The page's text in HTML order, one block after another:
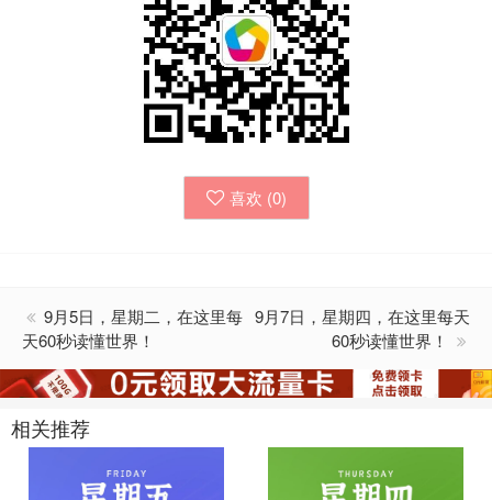
喜欢 (0)
9月5日，星期二，在这里每
天60秒读懂世界！
9月7日，星期四，在这里每天
60秒读懂世界！
相关推荐